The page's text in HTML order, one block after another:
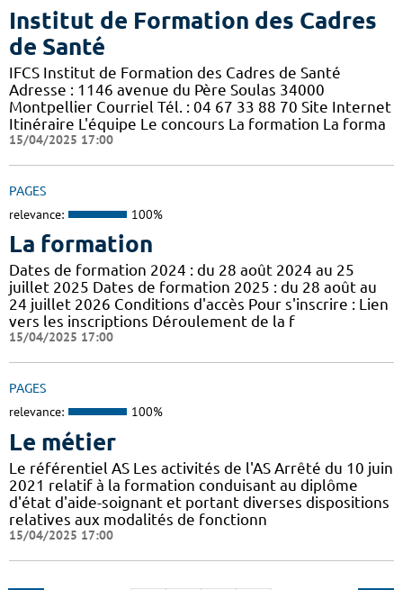
Institut de Formation des Cadres
de Santé
IFCS Institut de Formation des Cadres de Santé
Adresse : 1146 avenue du Père Soulas 34000
Montpellier Courriel Tél. : 04 67 33 88 70 Site Internet
Itinéraire L'équipe Le concours La formation La forma
15/04/2025 17:00
PAGES
relevance: 100%
La formation
Dates de formation 2024 : du 28 août 2024 au 25
juillet 2025 Dates de formation 2025 : du 28 août au
24 juillet 2026 Conditions d'accès Pour s'inscrire : Lien
vers les inscriptions Déroulement de la f
15/04/2025 17:00
PAGES
relevance: 100%
Le métier
Le référentiel AS Les activités de l'AS Arrêté du 10 juin
2021 relatif à la formation conduisant au diplôme
d'état d'aide-soignant et portant diverses dispositions
relatives aux modalités de fonctionn
15/04/2025 17:00